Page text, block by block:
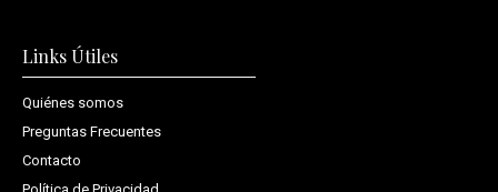
Links Útiles
Quiénes somos
Preguntas Frecuentes
Contacto